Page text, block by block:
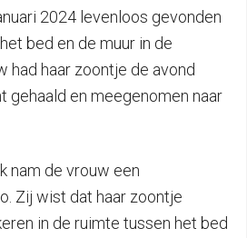
2024 levenloos gevonden
bed en de muur in de
had haar zoontje de avond
gehaald en meegenomen naar
nam de vrouw een
Zij wist dat haar zoontje
in de ruimte tussen het bed